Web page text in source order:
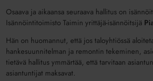
Osaava ja aikaansa seuraava hallitus on
Isännöintitoimisto Taimin yrittäjä-isännöitsijä
Hän on huomannut, että jos taloyhtiössä
hankesuunnitelman ja remontin tekeminen,
tietävä hallitus ymmärtää, että tarvitaan
asiantuntijat maksavat.